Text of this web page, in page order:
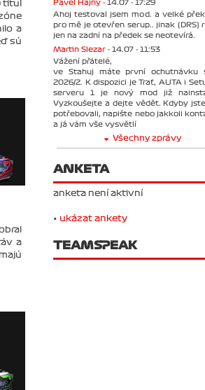
titul
a
sú
a
Pavel Hajný - 14.07 - 17:29
Ahoj testoval jsem mod. a velké
pro mě je otevřen serup.. jinak (DRS)
jen na zadní na předek se neotevírá.
Martin Slezar - 14.07 - 11:53
Vážení přátelé,
ve Stahuj máte první ochutnávku
2026/2. K dispozici je Trať, AUTA i
serveru 1 je nový mod již
Vyzkoušejte a dejte vědět. Kdyby
potřebovali, napište nebo jakkoli
a já vám vše vysvětlí
Všechny zprávy
ANKETA
anketa není aktivní
• ukázat ankety
TEAMSPEAK